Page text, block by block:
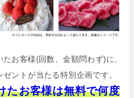
お客様(回数、金額問わず)に、
ントが当たる特別企画です。
たお客様は無料で何度